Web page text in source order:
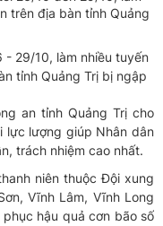
- 29/10, làm nhiều tuyến
tỉnh Quảng Trị bị ngập
an tỉnh Quảng Trị cho
lực lượng giúp Nhân dân
trách nhiệm cao nhất.
niên thuộc Đội xung
Vĩnh Lâm, Vĩnh Long
hậu quả cơn bão số